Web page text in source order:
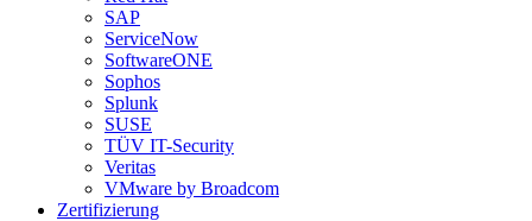
SAP
ServiceNow
SoftwareONE
Sophos
Splunk
SUSE
TÜV IT-Security
Veritas
VMware by Broadcom
Zertifizierung